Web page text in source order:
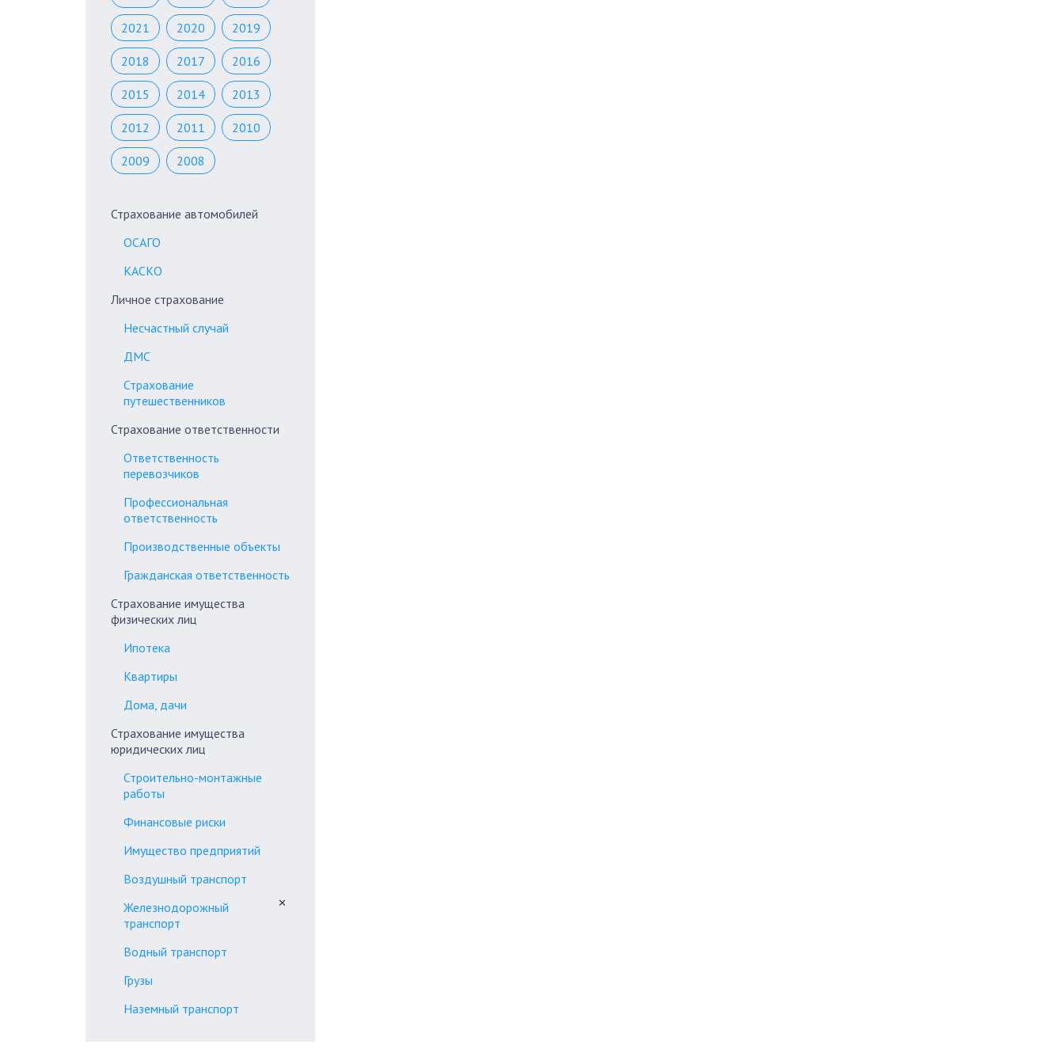
2021 2020 2019
2018 2017 2016
2015 2014 2013
2012 2011 2010
2009 2008
Страхование автомобилей
ОСАГО
КАСКО
Личное страхование
Несчастный случай
ДМС
Страхование
путешественников
Страхование ответственности
Ответственность
перевозчиков
Профессиональная
ответственность
Производственные объекты
Гражданская ответственность
Страхование имущества
физических лиц
Ипотека
Квартиры
Дома, дачи
Страхование имущества
юридических лиц
Строительно-монтажные
работы
Финансовые риски
Имущество предприятий
Воздушный транспорт
Железнодорожный
транспорт
✕
Водный транспорт
Грузы
Наземный транспорт